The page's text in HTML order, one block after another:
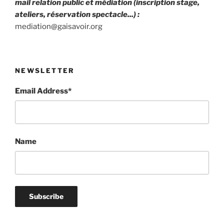
mail relation public et médiation (inscription stage,
ateliers, réservation spectacle...) :
mediation@gaisavoir.org
NEWSLETTER
Email Address*
Name